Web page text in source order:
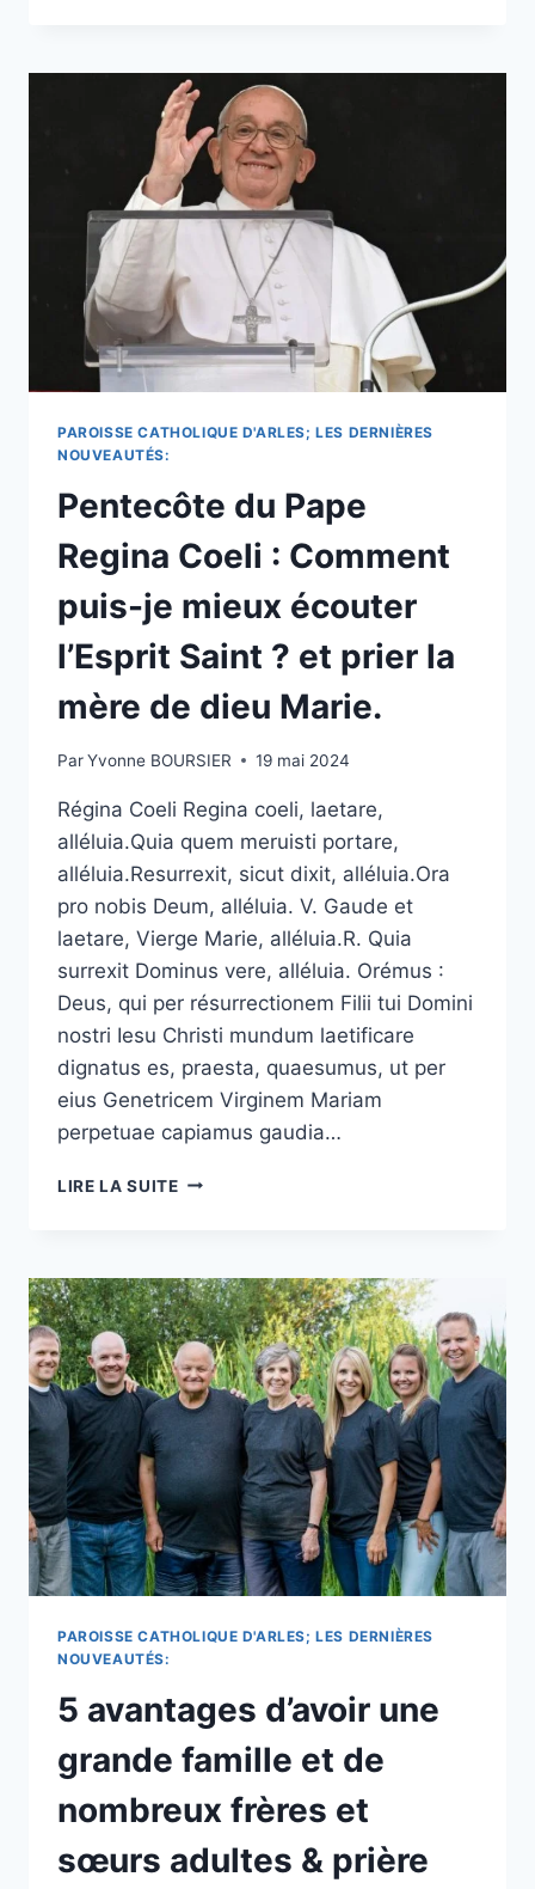
LA
«
BÉATIFICATION
ÉQUIPOLLENTE
»
:
GUY
MONTPELLIER
ET
PRIÈRE
EN
JOURNÉE.
PAROISSE CATHOLIQUE D'ARLES; LES DERNIÈRES
NOUVEAUTÉS:
Pentecôte du Pape
Regina Coeli : Comment
puis-je mieux écouter
l’Esprit Saint ? et prier la
mère de dieu Marie.
ParYvonne BOURSIER 19 mai 2024
Régina Coeli Regina coeli, laetare,
alléluia.Quia quem meruisti portare,
alléluia.Resurrexit, sicut dixit, alléluia.Ora
pro nobis Deum, alléluia. V. Gaude et
laetare, Vierge Marie, alléluia.R. Quia
surrexit Dominus vere, alléluia. Orémus :
Deus, qui per résurrectionem Filii tui Domini
nostri Iesu Christi mundum laetificare
dignatus es, praesta, quaesumus, ut per
eius Genetricem Virginem Mariam
perpetuae capiamus gaudia…
LIRE LA SUITEPENTECÔTE
COELI
:
COMMENT
PUIS-
JE
MIEUX
ÉCOUTER
L’ESPRIT
SAINT
?
ET
PRIER
LA
DE
PAROISSE CATHOLIQUE D'ARLES; LES DERNIÈRES
NOUVEAUTÉS:
5 avantages d’avoir une
grande famille et de
nombreux frères et
sœurs adultes & prière